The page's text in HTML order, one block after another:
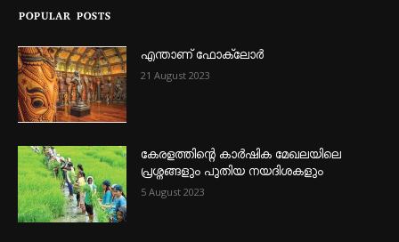
POPULAR POSTS
എന്താണ്‌ ഫോക്‌ലോർ
21 August 2023
കേരളത്തിന്റെ കാർഷിക മേഖലയിലെ
പ്രശ്നങ്ങളും പുതിയ നയദിശകളും
5 August 2023